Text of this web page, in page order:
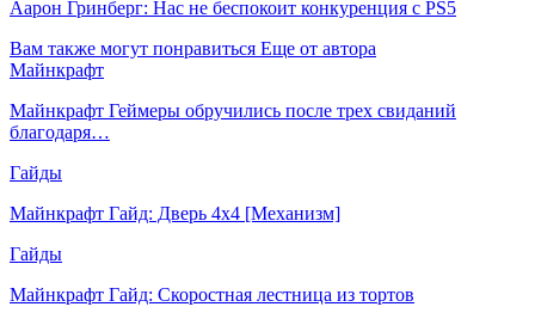
Аарон Гринберг: Нас не беспокоит конкуренция с PS5
Вам также могут понравиться Еще от автора
Майнкрафт
Майнкрафт Геймеры обручились после трех свиданий
благодаря…
Гайды
Майнкрафт Гайд: Дверь 4х4 [Механизм]
Гайды
Майнкрафт Гайд: Скоростная лестница из тортов